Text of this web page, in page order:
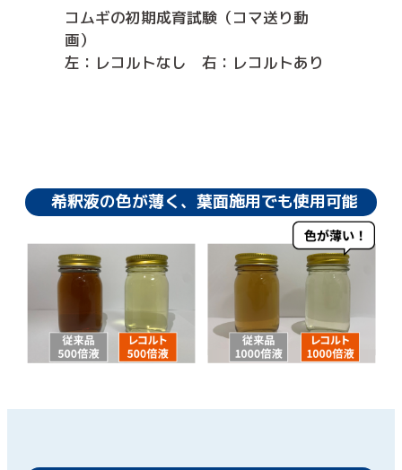
コムギの初期成育試験（コマ送り動
画）
左：レコルトなし 右：レコルトあり
希釈液の色が薄く、葉面施用でも使用可能